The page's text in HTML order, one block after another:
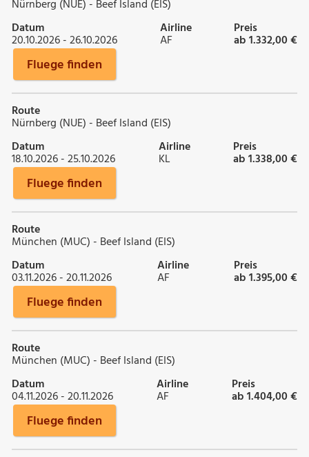
Nürnberg (NUE) - Beef Island (EIS)
Datum
20.10.2026 - 26.10.2026
Airline
AF
Preis
ab 1.332,00 €
Fluege finden
Route
Nürnberg (NUE) - Beef Island (EIS)
Datum
18.10.2026 - 25.10.2026
Airline
KL
Preis
ab 1.338,00 €
Fluege finden
Route
München (MUC) - Beef Island (EIS)
Datum
03.11.2026 - 20.11.2026
Airline
AF
Preis
ab 1.395,00 €
Fluege finden
Route
München (MUC) - Beef Island (EIS)
Datum
04.11.2026 - 20.11.2026
Airline
AF
Preis
ab 1.404,00 €
Fluege finden